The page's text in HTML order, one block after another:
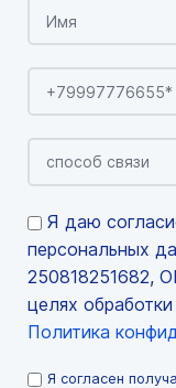
Я даю
персональных
250818251682,
целях
Политика
Я согласен